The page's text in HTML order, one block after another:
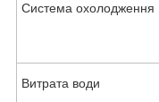
Система охолодження
Витрата води